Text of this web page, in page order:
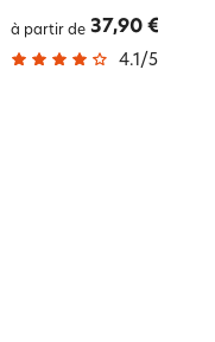
à partir de 37,90 €
4.1 /5